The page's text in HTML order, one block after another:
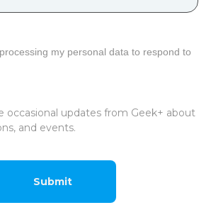
my personal data to respond to
occasional updates from Geek+ about
and events.
Submit